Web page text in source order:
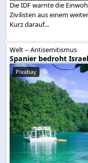
Die IDF warnte die
Zivilisten aus einem
Kurz darauf...
Welt -- Antisemitismus
Spanier bedroht
Pixabay